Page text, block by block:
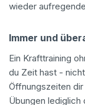
wieder
Immer und
Ein Krafttraining
du Zeit hast -
Öffnungszeiten
Übungen lediglich